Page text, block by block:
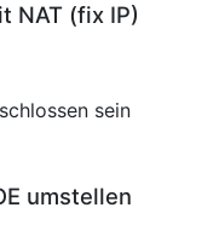
NAT (fix IP)
sein
umstellen